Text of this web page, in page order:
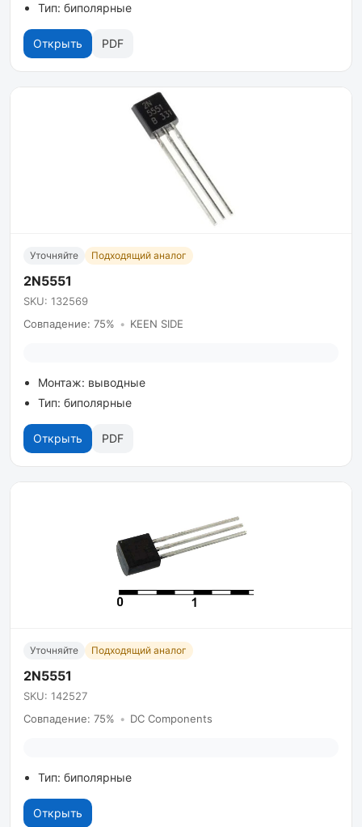
Тип: биполярные
Открыть PDF
Уточняйте Подходящий аналог
2N5551
SKU: 132569
Совпадение: 75% • KEEN SIDE
Монтаж: выводные
Тип: биполярные
Открыть PDF
Уточняйте Подходящий аналог
2N5551
SKU: 142527
Совпадение: 75% • DC Components
Тип: биполярные
Открыть